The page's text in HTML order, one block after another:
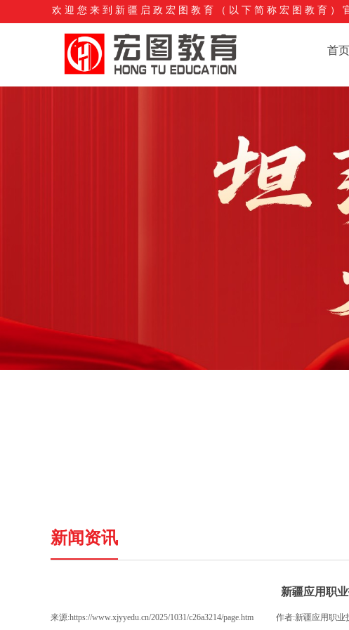
欢迎您来到新疆启政宏图 教育 （以下简称宏图教育）
首页
新闻资讯
新疆应用职
来源:https://www.xjyyedu.cn/2025/1031/c26a3214/page.htm 作者:新疆应用职业